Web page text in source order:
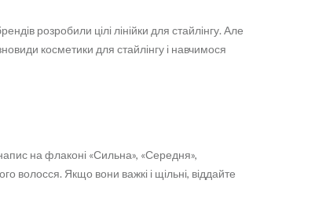
розробили цілі лінійки для стайлінгу. Але
косметики для стайлінгу і навчимося
на флаконі «Сильна», «Середня»,
волосся. Якщо вони важкі і щільні, віддайте